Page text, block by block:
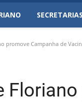
promove Campanha de